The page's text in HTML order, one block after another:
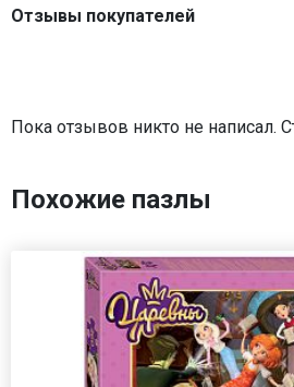
Отзывы покупателей
Пока отзывов никто не написал.
Похожие пазлы